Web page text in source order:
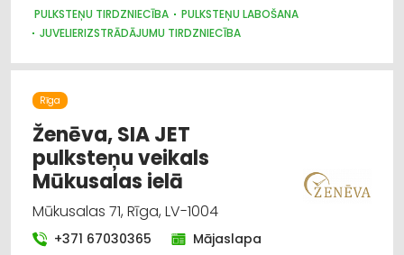
PULKSTEŅU TIRDZNIECĪBA
PULKSTEŅU LABOŠANA
JUVELIERIZSTRĀDĀJUMU TIRDZNIECĪBA
Rīga
Ženēva, SIA JET
pulksteņu veikals
Mūkusalas ielā
Mūkusalas 71, Rīga, LV-1004
+371 67030365 Mājaslapa